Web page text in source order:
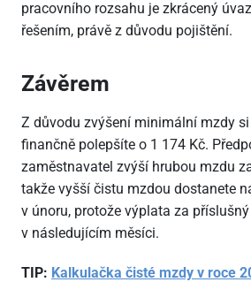
pracovního rozsahu je zkrácený
řešením, právě z důvodu pojištění.
Závěrem
Z důvodu zvýšení minimální mzdy
finančně polepšíte o 1 174 Kč.
zaměstnavatel zvýší hrubou mzdu
takže vyšší čistu mzdou dostanete
v únoru, protože výplata za
v následujícím měsíci.
TIP: Kalkulačka čisté mzdy v roce